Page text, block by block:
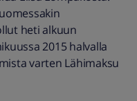
heti alkuun
2015 halvalla
varten Lähimaksu